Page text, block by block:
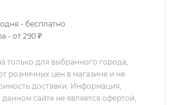
- бесплатно
- от 290 ₽
только для выбранного города,
розничных цен в магазине и не
доставки. Информация,
сайте не является офертой,